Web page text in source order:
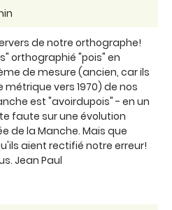
de notre orthographe!
orthographié "pois" en
de mesure (ancien, car ils
vers 1970) de nos
est "avoirdupois" - en un
faute sur une évolution
de la Manche. Mais que
aient rectifié notre erreur!
Jean Paul